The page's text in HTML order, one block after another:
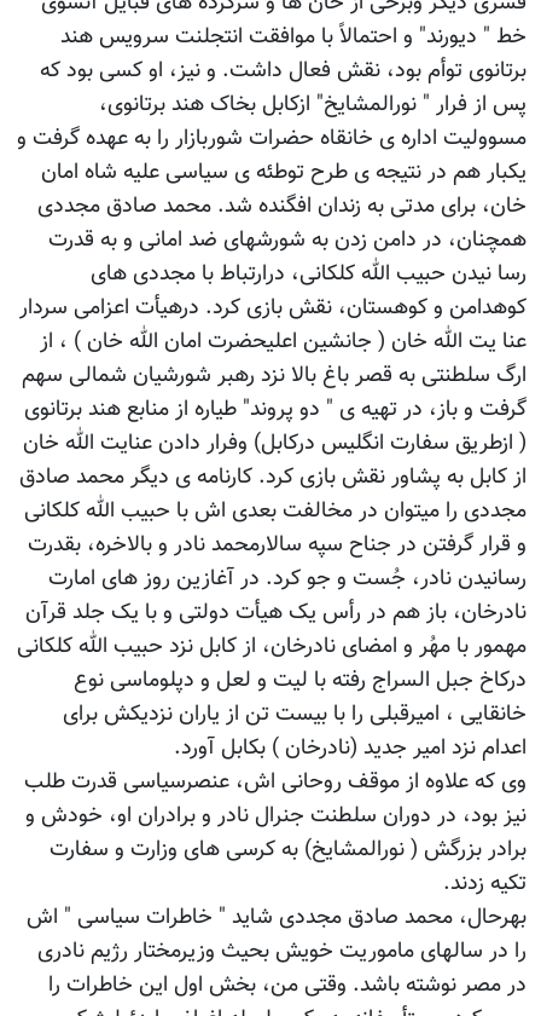
خط " دیورند" و احتمالاً با موافقت انتجلنت سرویس هند
برتانوی توأم بود، نقش فعال داشت. و نیز، او کسی بود که
پس از فرار " نورالمشایخ" ازکابل بخاک هند برتانوی،
مسوولیت اداره ی خانقاه حضرات شوربازار را به عهده گرفت و
یکبار هم در نتیجه ی طرح توطئه ی سیاسی علیه شاه امان
خان، برای مدتی به زندان افگنده شد. محمد صادق مجددی
همچنان، در دامن زدن به شورشهای ضد امانی و به قدرت
رسا نیدن حبیب الله کلکانی، درارتباط با مجددی های
کوهدامن و کوهستان، نقش بازی کرد. درهیأت اعزامی سردار
عنا یت الله خان ( جانشین اعلیحضرت امان الله خان ) ، از
ارگ سلطنتی به قصر باغ بالا نزد رهبر شورشیان شمالی سهم
گرفت و باز، در تهیه ی " دو پروند" طیاره از منابع هند برتانوی
( ازطریق سفارت انگلیس درکابل) وفرار دادن عنایت الله خان
از کابل به پشاور نقش بازی کرد. کارنامه ی دیگر محمد صادق
مجددی را میتوان در مخالفت بعدی اش با حبیب الله کلکانی
و قرار گرفتن در جناح سپه سالارمحمد نادر و بالاخره، بقدرت
رسانیدن نادر، جُست و جو کرد. در آغازین روز های امارت
نادرخان، باز هم در رأس یک هیأت دولتی و با یک جلد قرآن
مهمور با مهُر و امضای نادرخان، از کابل نزد حبیب الله کلکانی
درکاخ جبل السراج رفته با لیت و لعل و دپلوماسی نوع
خانقایی ، امیرقبلی را با بیست تن از یاران نزدیکش برای
اعدام نزد امیر جدید (نادرخان ) بکابل آورد.
وی که علاوه از موقف روحانی اش، عنصرسیاسی قدرت طلب
نیز بود، در دوران سلطنت جنرال نادر و برادران او، خودش و
برادر بزرگش ( نورالمشایخ) به کرسی های وزارت و سفارت
تکیه زدند.
بهرحال، محمد صادق مجددی شاید " خاطرات سیاسی " اش
را در سالهای ماموریت خویش بحیث وزیرمختار رژیم نادری
در مصر نوشته باشد. وقتی من، بخش اول این خاطرات را